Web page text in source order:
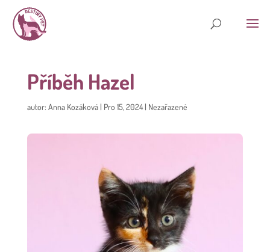
Příběh Hazel
autor: Anna Kozáková| Pro 15, 2024| Nezařazené